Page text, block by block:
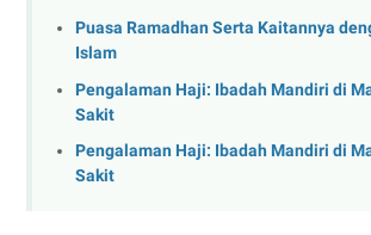
Puasa Ramadhan Serta Kaitannya
Islam
Pengalaman Haji: Ibadah Mandiri di
Sakit
Pengalaman Haji: Ibadah Mandiri di
Sakit